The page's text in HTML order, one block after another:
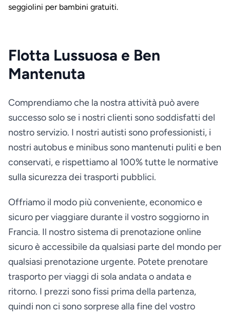
seggiolini per bambini gratuiti.
Flotta Lussuosa e Ben
Mantenuta
Comprendiamo che la nostra attività può avere
successo solo se i nostri clienti sono soddisfatti del
nostro servizio. I nostri autisti sono professionisti, i
nostri autobus e minibus sono mantenuti puliti e ben
conservati, e rispettiamo al 100% tutte le normative
sulla sicurezza dei trasporti pubblici.
Offriamo il modo più conveniente, economico e
sicuro per viaggiare durante il vostro soggiorno in
Francia. Il nostro sistema di prenotazione online
sicuro è accessibile da qualsiasi parte del mondo per
qualsiasi prenotazione urgente. Potete prenotare
trasporto per viaggi di sola andata o andata e
ritorno. I prezzi sono fissi prima della partenza,
quindi non ci sono sorprese alla fine del vostro